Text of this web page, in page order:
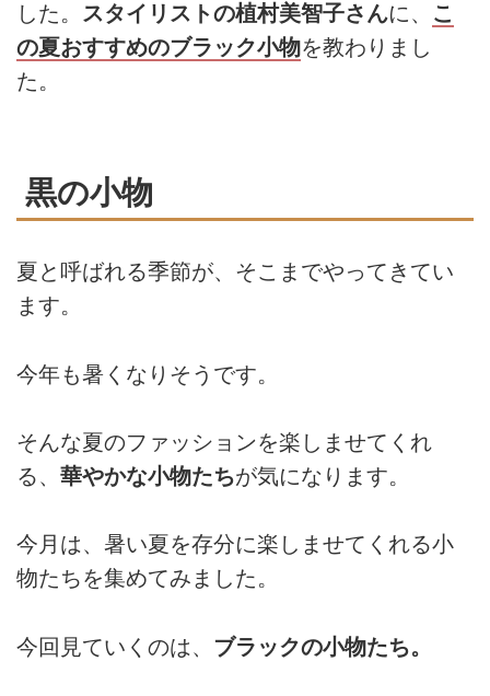
した。 スタイリストの植村美智子さんに、 こ
の夏おすすめのブラック小物を教わりまし
た。
黒の小物
夏と呼ばれる季節が、そこまでやってきてい
ます。
今年も暑くなりそうです。
そんな夏のファッションを楽しませてくれ
る、 華やかな小物たちが気になります。
今月は、暑い夏を存分に楽しませてくれる小
物たちを集めてみました。
今回見ていくのは、 ブラックの小物たち。